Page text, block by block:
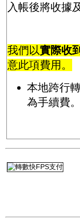
入帳後將收據
我們以實際收
意此項費用。
本地跨行
為手續費。